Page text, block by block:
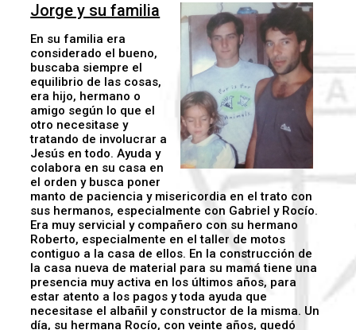
Jorge y su familia
En su familia era
considerado el bueno,
buscaba siempre el
equilibrio de las cosas,
era hijo, hermano o
amigo según lo que el
otro necesitase y
tratando de involucrar a
Jesús en todo. Ayuda y
colabora en su casa en
el orden y busca poner
manto de paciencia y misericordia en el trato con
sus hermanos, especialmente con Gabriel y Rocío.
Era muy servicial y compañero con su hermano
Roberto, especialmente en el taller de motos
contiguo a la casa de ellos. En la construcción de
la casa nueva de material para su mamá tiene una
presencia muy activa en los últimos años, para
estar atento a los pagos y toda ayuda que
necesitase el albañil y constructor de la misma. Un
día, su hermana Rocío, con veinte años, quedó